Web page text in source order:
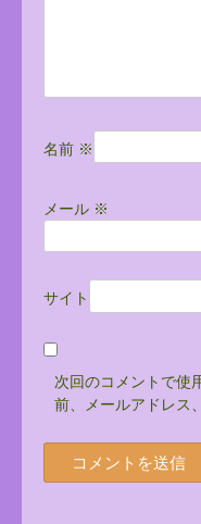
名前 ※
メール ※
サイト
次回のコメントで使
前、メールアドレス